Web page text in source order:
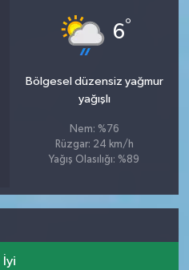
6°
Bölgesel düzensiz yağmur
yağışlı
Nem: %76
Rüzgar: 24 km/h
Yağış Olasılığı: %89
İyi